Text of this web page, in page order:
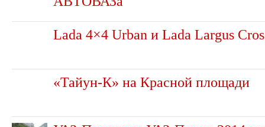
Lada 4×4 Urban и Lada Largus
«Тайун-К» на Красной площади